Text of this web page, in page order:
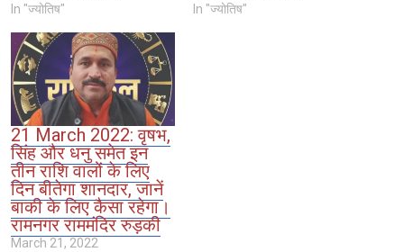
In "ज्योतिष"
In "ज्योतिष"
21 March 2022: वृषभ,
सिंह और धनु समेत इन
तीन राशि वालों के लिए
दिन बीतेगा शानदार, जानें
बाकी के लिए कैसा रहेगा।
रामनगर राममंदिर रुड़की
March 21, 2022